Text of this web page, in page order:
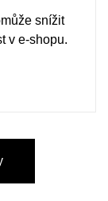
snížit
v e-shopu.